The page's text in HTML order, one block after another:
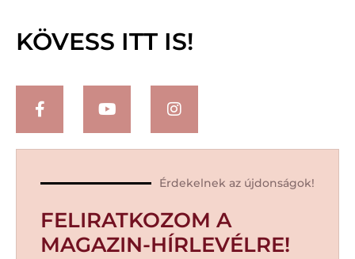
KÖVESS ITT IS!
Érdekelnek az újdonságok!
FELIRATKOZOM A
MAGAZIN-HÍRLEVÉLRE!